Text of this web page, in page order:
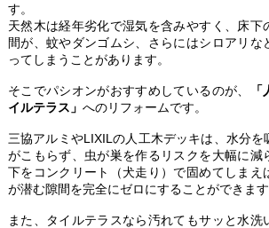
す。
天然木は経年劣化で湿気を含みやすく、床下
間が、蚊やダンゴムシ、さらにはシロアリな
ってしまうことがあります。
そこでパシオンがおすすめしているのが、
イルテラス」 へのリフォームです。
三協アルミやLIXILの人工木デッキは、水分
がこもらず、虫が巣を作るリスクを大幅に減
下をコンクリート（犬走り）で固めてしまえ
が潜む隙間を完全にゼロにすることができます
また、タイルテラスなら汚れてもサッと水洗